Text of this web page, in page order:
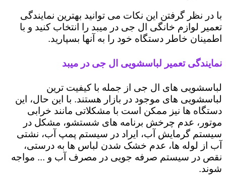
با در نظر گرفتن این نکات می توانید بهترین نمایندگی
تعمیر لوازم خانگی ال جی در میبد را انتخاب کنید و با
اطمینان خاطر دستگاه خود را به آنها بسپارید.
نمایندگی تعمیر لباسشویی ال جی در میبد
لباسشویی های ال جی از جمله با کیفیت ترین
لباسشویی های موجود در بازار هستند. با این حال، این
دستگاه ها نیز ممکن است با مشکلاتی مانند خرابی
موتور، عدم چرخش برنامه های شستشو، مشکل در
سیستم گرمایش آب، ایراد در سیستم پمپ آب، نشتی
آب از لوله ها، عدم خشک شدن لباس ها به درستی،
نقص در سیستم صرفه جویی در مصرف آب و ... مواجه
شوند.